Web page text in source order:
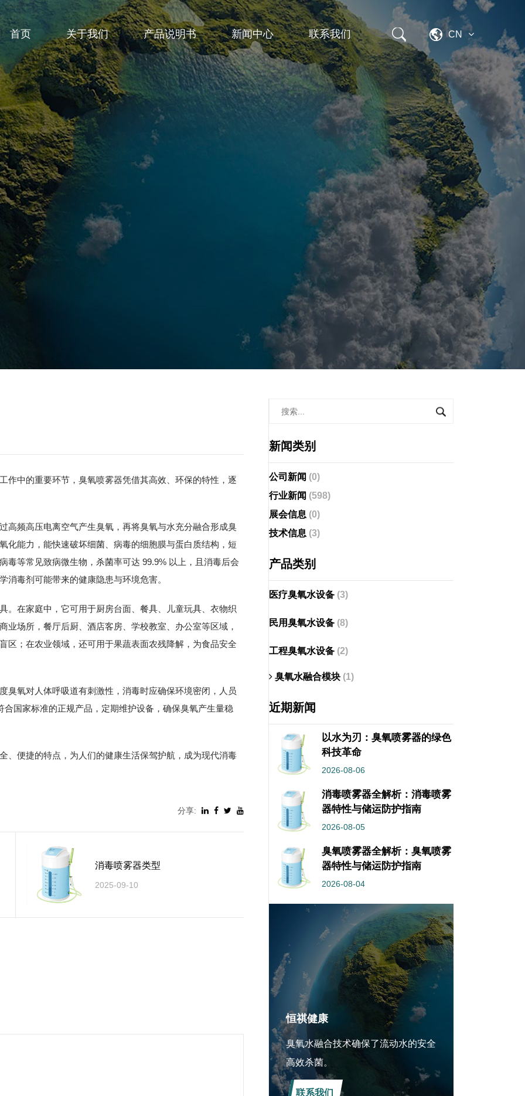
首页 关于我们 产品说明书 新闻中心 联系我们 CN
新闻类别
公司新闻 (0)
行业新闻 (598)
展会信息 (0)
技术信息 (3)
产品类别
医疗臭氧水设备 (3)
民用臭氧水设备 (8)
工程臭氧水设备 (2)
臭氧水融合模块 (1)
近期新闻
以水为刃：臭氧喷雾器的绿色
科技革命
2026-08-06
消毒喷雾器全解析：消毒喷雾
器特性与储运防护指南
2026-08-05
臭氧喷雾器全解析：臭氧喷雾
器特性与储运防护指南
2026-08-04
恒祺健康
臭氧水融合技术确保了流动水的安全
高效杀菌。
联系我们
作中的重要环节，臭氧喷雾器凭借其高效、环保的特性，逐
高频高压电离空气产生臭氧，再将臭氧与水充分融合形成臭
化能力，能快速破坏细菌、病毒的细胞膜与蛋白质结构，短
毒等常见致病微生物，杀菌率可达 99.9% 以上，且消毒后会
毒剂可能带来的健康隐患与环境危害。
。在家庭中，它可用于厨房台面、餐具、儿童玩具、衣物织
场所，餐厅后厨、酒店客房、学校教室、办公室等区域，
区；在农业领域，还可用于果蔬表面农残降解，为食品安全
臭氧对人体呼吸道有刺激性，消毒时应确保环境密闭，人员
国家标准的正规产品，定期维护设备，确保臭氧产生量稳
、便捷的特点，为人们的健康生活保驾护航，成为现代消毒
分享:
消毒喷雾器类型
2025-09-10